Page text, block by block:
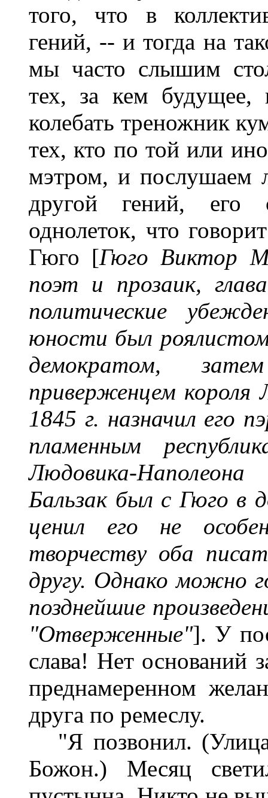
того, что в
гений, -- и тогда на
мы часто слышим
тех, за кем будущее,
колебать треножник
тех, кто по той или
мэтром, и послушаем
другой гений, его
однолеток, что
Гюго [Гюго Виктор
поэт и прозаик,
политические
юности был
демократом,
приверженцем
1845 г. назначил его
пламенным
Людовика-
Бальзак был с Гюго в
ценил его не
творчеству оба
другу. Однако можно
позднейшие
"Отверженные"]. У
слава! Нет оснований
преднамеренном
друга по ремеслу.
"Я позвонил.
Божон.) Месяц